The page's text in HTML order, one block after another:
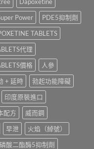
Power
PDE5抑制劑
TABLETS
代理
價格
人參
+ 延時
勃起功能障礙
印度原裝進口
配方
威而鋼
早泄
火焰（綽號）
磷酸二酯酶5抑制劑